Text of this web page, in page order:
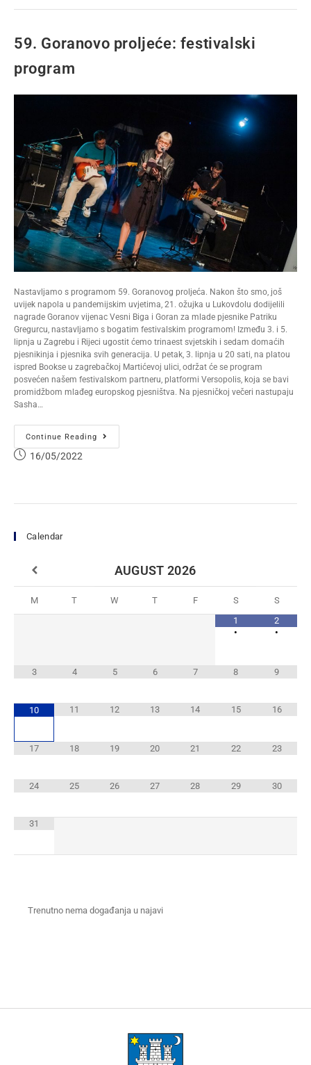
59. Goranovo proljeće: festivalski
program
Nastavljamo s programom 59. Goranovog proljeća. Nakon što smo, još
uvijek napola u pandemijskim uvjetima, 21. ožujka u Lukovdolu dodijelili
nagrade Goranov vijenac Vesni Biga i Goran za mlade pjesnike Patriku
Gregurcu, nastavljamo s bogatim festivalskim programom! Između 3. i 5.
lipnja u Zagrebu i Rijeci ugostit ćemo trinaest svjetskih i sedam domaćih
pjesnikinja i pjesnika svih generacija. U petak, 3. lipnja u 20 sati, na platou
ispred Bookse u zagrebačkoj Martićevoj ulici, održat će se program
posvećen našem festivalskom partneru, platformi Versopolis, koja se bavi
promidžbom mlađeg europskog pjesništva. Na pjesničkoj večeri nastupaju
Sasha…
Continue Reading
16/05/2022
Calendar
AUGUST 2026
M T W T F S
S
1
•
2
•
3 4 5 6 7 8 9
10 11 12 13 14 15 16
17 18 19 20 21 22 23
24 25 26 27 28 29 30
31
Trenutno nema događanja u najavi